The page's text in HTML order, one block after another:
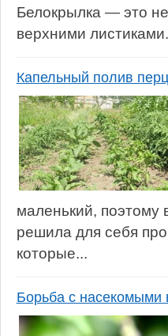
Белокрылка — это
верхними
Капельный полив
маленький, поэтому
решила для себя
которые...
Борьба с насекомыми